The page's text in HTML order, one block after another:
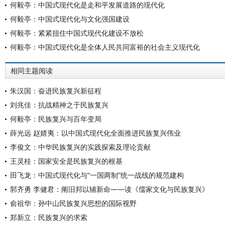
何毅亭：中国式现代化是走和平发展道路的现代化
何毅亭：中国式现代化与文化强国建设
何毅亭：紧紧扭住中国式现代化建设不放松
何毅亭：中国式现代化是全体人民共同富裕的社会主义现代化
相同主题阅读
朱汉国：奋进民族复兴新征程
刘兆佳：抗战精神之于民族复兴
何毅亭：民族复兴与百年变局
薛光远 赵婧夷：以中国式现代化全面推进民族复兴伟业
李俊文：中华民族复兴的实践探索及理论贡献
王灵桂：国家安全是民族复兴的根基
田飞龙：中国式现代化与“一国两制”统一战线的规范建构
郭齐勇 李健君：阐旧邦以辅新命——读《儒家文化与民族复兴》
俞祖华：孙中山民族复兴思想的国际视野
郑新立：民族复兴的求索